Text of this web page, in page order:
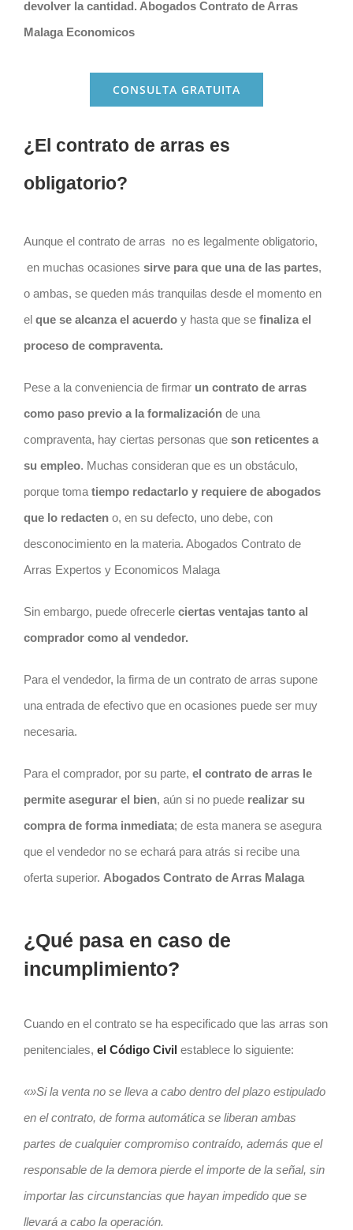
devolver la cantidad. Abogados Contrato de Arras
Malaga Economicos
CONSULTA GRATUITA
¿El contrato de arras es
obligatorio?
Aunque el contratode arras no es legalmente obligatorio,
en muchas ocasiones sirve para que una de las partes,
o ambas, se queden más tranquilas desde el momento en
el que se alcanza el acuerdoy hasta que sefinaliza el
proceso de compraventa.
Pese a la conveniencia de firmar un contratode arras
como paso previo a la formalizaciónde una
compraventa, hay ciertas personas que son reticentes a
su empleo. Muchas consideran que es un obstáculo,
porque tomatiempo redactarlo y requiere de abogados
que lo redacteno, en su defecto, uno debe, con
desconocimiento en la materia. Abogados Contrato de
Arras Expertos y Economicos Malaga
Sin embargo, puede ofrecerle ciertas ventajas tanto al
comprador como al vendedor.
Para el vendedor, la firma de un contratode arras supone
una entrada de efectivo que en ocasiones puede ser muy
necesaria.
Para el comprador, por su parte, el contratode arras le
permite asegurar el bien, aún si no puede realizar su
compra de forma inmediata; de esta manera se asegura
que el vendedor no se echará para atrás si recibe una
oferta superior. Abogados Contrato de Arras Malaga
¿Qué pasa en caso de
incumplimiento?
Cuando en el contrato se ha especificado que las arras son
penitenciales, el Código Civil establece lo siguiente:
«»Si la venta no se lleva a cabo dentro del plazo estipulado
en elcontrato, de forma automática se liberan ambas
partes de cualquier compromiso contraído, además que el
responsable de la demora pierde el importe de la señal, sin
importar las circunstancias que hayan impedido que se
llevará a cabo la operación.